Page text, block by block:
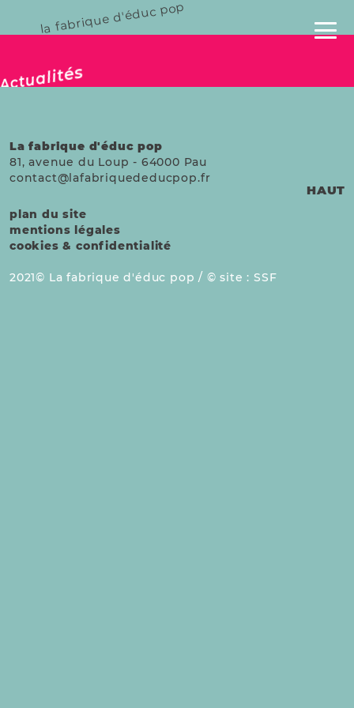
la fabrique d'éduc pop
La fabrique d'éduc pop
81, avenue du Loup - 64000 Pau
contact@lafabriquededucpop.fr
plan du site
mentions légales
cookies & confidentialité
2021 La fabrique d'éduc pop / site :SSF
HAUT